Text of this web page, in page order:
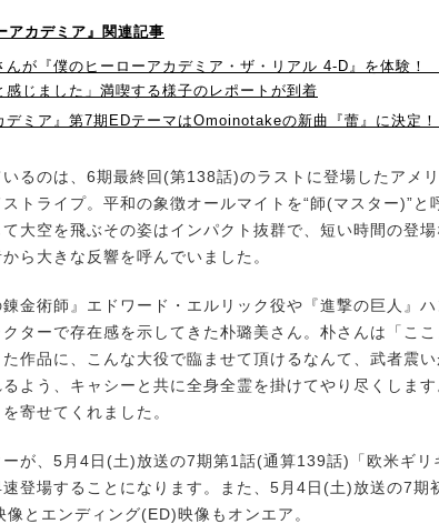
アカデミア』関連記事
んが『僕のヒーローアカデミア・ザ・リアル 4-D』を体験！
感じました」満喫する様子のレポートが到着
デミア』第7期EDテーマはOmoinotakeの新曲『蕾』に決定
るのは、6期最終回(第138話)のラストに登場したアメ
トライプ。平和の象徴オールマイトを“師(マスター)”と
大空を飛ぶその姿はインパクト抜群で、短い時間の登場
ら大きな反響を呼んでいました。
金術師』エドワード・エルリック役や『進撃の巨人』ハ
ターで存在感を示してきた朴璐美さん。朴さんは「こ
作品に、こんな大役で臨ませて頂けるなんて、武者震い
よう、キャシーと共に全身全霊を掛けてやり尽くしま
寄せてくれました。
が、5月4日(土)放送の7期第1話(通算139話)「欧米ギリ
登場することになります。また、5月4日(土)放送の7期
とエンディング(ED)映像もオンエア。